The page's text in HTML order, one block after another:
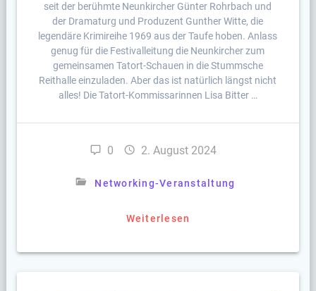
seit der berühmte Neunkircher Günter Rohrbach und
der Dramaturg und Produzent Gunther Witte, die
legendäre Krimireihe 1969 aus der Taufe hoben. Anlass
genug für die Festivalleitung die Neunkircher zum
gemeinsamen Tatort-Schauen in die Stummsche
Reithalle einzuladen. Aber das ist natürlich längst nicht
alles! Die Tatort-Kommissarinnen Lisa Bitter …
0 2. August 2024
Networking-Veranstaltung
Weiterlesen